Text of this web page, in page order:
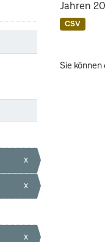
x
x
x
Jahren
CSV
Sie